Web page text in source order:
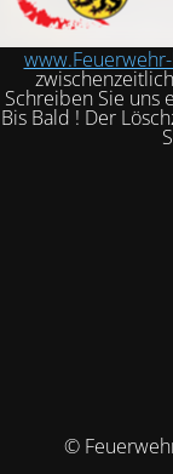
Schreiben Sie uns
Bis Bald ! Der
©